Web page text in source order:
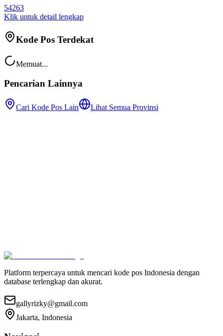
54263
Klik untuk detail lengkap
Kode Pos Terdekat
Memuat...
Pencarian Lainnya
Cari Kode Pos Lain Lihat Semua Provinsi
Platform terpercaya untuk mencari kode pos Indonesia dengan
database terlengkap dan akurat.
gallyrizky@gmail.com
Jakarta, Indonesia